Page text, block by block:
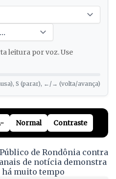
leitura por voz. Use
S (parar), ←/→ (volta/avança)
Normal Contraste
de Rondônia contra
de notícia demonstra
há muito tempo